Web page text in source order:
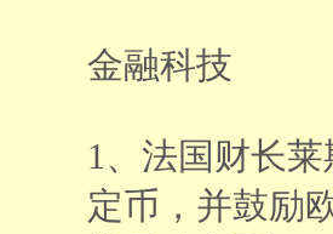
金融科技
1、法国财长
定币，并鼓励